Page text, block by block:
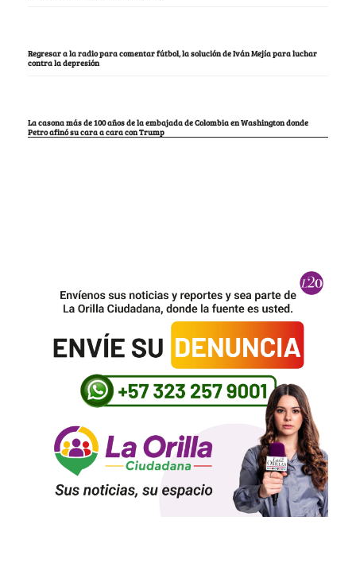
Regresar a la radio para comentar fútbol, la solución de Iván Mejía para luchar
contra la depresión
La casona más de 100 años de la embajada de Colombia en Washington donde
Petro afinó su cara a cara con Trump